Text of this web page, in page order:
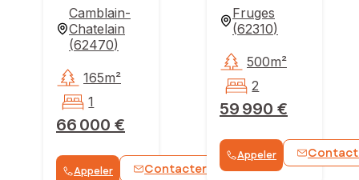
Camblain-
Chatelain
(62470)
66 000 €
165m²
1
Appeler Contacter WhatsApp
Fruges
(62310)
59 990 €
500m²
2
Appeler